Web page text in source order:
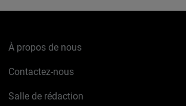
À propos de nous
Contactez-nous
Salle de rédaction